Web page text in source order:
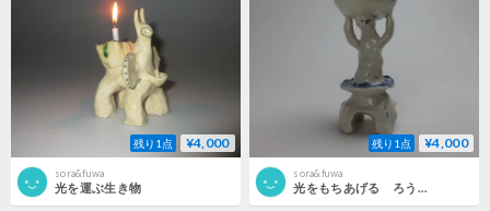
残り1点 ¥4,000
sora&fuwa
光を運ぶ生き物
残り1点 ¥4,000
sora&fuwa
光をもちあげる ろうそく立て